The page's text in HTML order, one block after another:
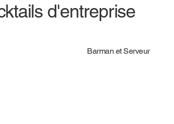
d'entreprise
Barman et Serveur